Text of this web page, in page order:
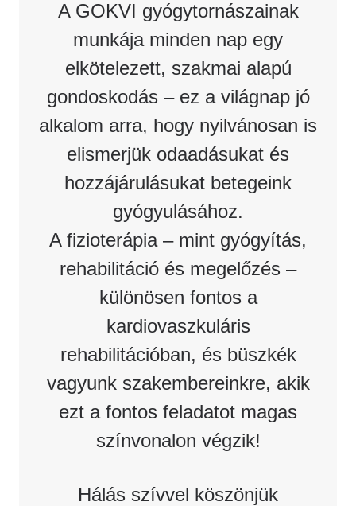
A GOKVI gyógytornászainak
munkája minden nap egy
elkötelezett, szakmai alapú
gondoskodás – ez a világnap jó
alkalom arra, hogy nyilvánosan is
elismerjük odaadásukat és
hozzájárulásukat betegeink
gyógyulásához.
A fizioterápia – mint gyógyítás,
rehabilitáció és megelőzés –
különösen fontos a
kardiovaszkuláris
rehabilitációban, és büszkék
vagyunk szakembereinkre, akik
ezt a fontos feladatot magas
színvonalon végzik!
Hálás szívvel köszönjük